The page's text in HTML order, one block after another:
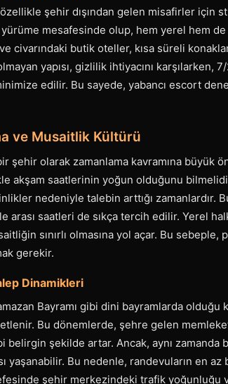
şehir dışından gelen misafirler için
mesafesinde olup, hem yerel hem de
ve civarındaki butik oteller, kısa süreli
yapısı, gizlilik ihtiyacını karşılarken,
edilir. Bu sayede, yabancı escort
ve Musaitlik Kültürü
şehir olarak zamanlama kavramına büyük
akşam saatlerinin yoğun olduğunu
nedeniyle talebin arttığı zamanlardır.
arası saatleri de sıkça tercih edilir. Yerel
sınırlı olmasına yol açar. Bu sebeple,
gerekir.
Dinamikleri
Bayramı gibi dini bayramlarda olduğu
Bu dönemlerde, şehre gelen
şekilde artar. Ancak, aynı zamanda
yaşanabilir. Bu nedenle, randevuların en az
şehir merkezindeki trafik yoğunluğu